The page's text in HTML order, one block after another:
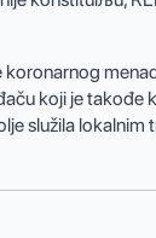
koji je takođe
služila lokalnim